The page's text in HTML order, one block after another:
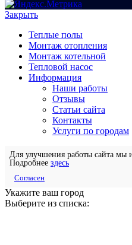
Закрыть
Теплые полы
Монтаж отопления
Монтаж котельной
Тепловой насос
Информация
Наши работы
Отзывы
Статьи сайта
Контакты
Услуги по городам
Для улучшения работы сайта мы
Подробнее здесь
Согласен
Укажите ваш город
Выберите из списка: